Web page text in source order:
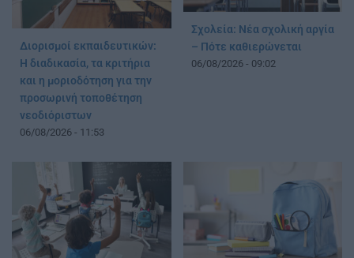
Διορισμοί εκπαιδευτικών:
Η διαδικασία, τα κριτήρια
και η μοριοδότηση για την
προσωρινή τοποθέτηση
νεοδιόριστων
06/08/2026 - 11:53
Σχολεία: Νέα σχολική αργία
– Πότε καθιερώνεται
06/08/2026 - 09:02